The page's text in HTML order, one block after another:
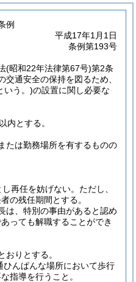
例
平成17年1月1日
条例第193号
(昭和22年法律第67号)第2条
通安全の保持を図るため、
いう。)の設置に関し必要な
内とする。
たは勤務場所を有するものの
再任を妨げない。 ただし、
の残任期間とする。
は、特別の事由があると認め
っても解職することができ
おりとする。
んぱんな場所において歩行
指導を行うこと。